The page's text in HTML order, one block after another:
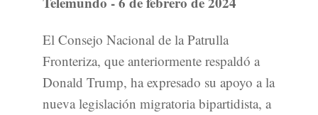
El Consejo Nacional de la Patrulla
Fronteriza, que anteriormente respaldó a
Donald Trump, ha expresado su apoyo a la
nueva legislación migratoria bipartidista, a